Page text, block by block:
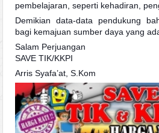
pembelajaran, seperti kehadiran,
Demikian data-data pendukung
bagi kemajuan sumber daya yang
Salam Perjuangan
SAVE TIK/KKPI
Arris Syafa’at, S.Kom